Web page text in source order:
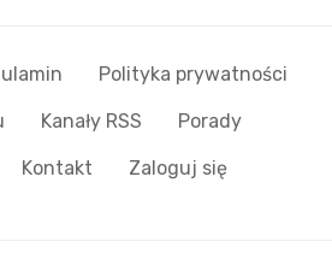
Polityka prywatności
Kanały RSS Porady
Kontakt Zaloguj się